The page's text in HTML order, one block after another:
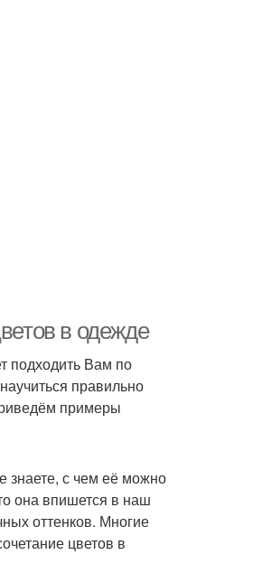
в одежде
подходить Вам по
правильно
примеры
знаете, с чем её можно
она впишется в наш
оттенков. Многие
цветов в